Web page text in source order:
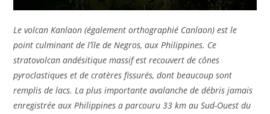
Le volcan Kanlaon (également orthographié Canlaon) est le
point culminant de l’île de Negros, aux Philippines. Ce
stratovolcan andésitique massif est recouvert de cônes
pyroclastiques et de cratères fissurés, dont beaucoup sont
remplis de lacs. La plus importante avalanche de débris jamais
enregistrée aux Philippines a parcouru 33 km au Sud-Ouest du